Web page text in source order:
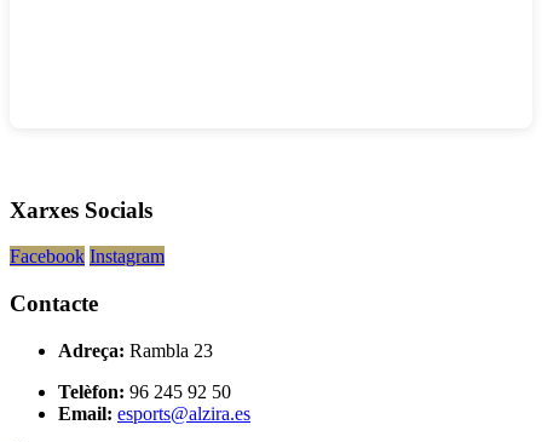
Xarxes Socials
Facebook Instagram
Contacte
Adreça: Rambla 23
Telèfon: 96 245 92 50
Email: esports@alzira.es